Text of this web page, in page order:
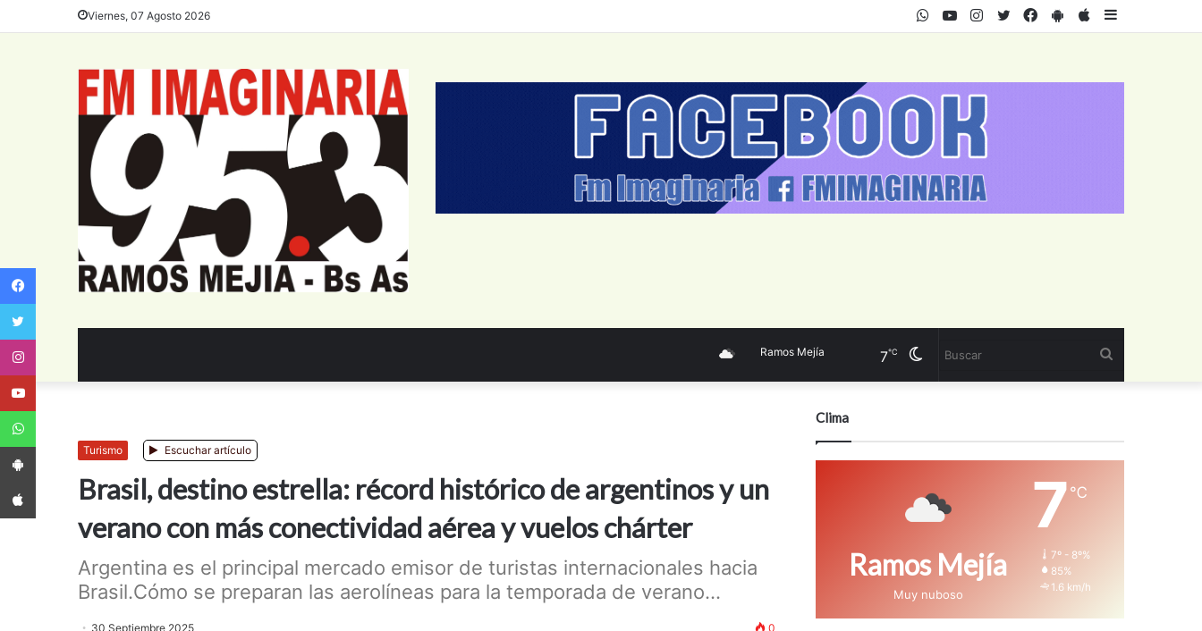
Viernes, 07 Agosto 2026 AppStore
PlayStore
Facebook
Twitter
Instagram
Youtube
WhatsApp
Cambiar
Ramos Mejía 7℃
Turismo Escuchar artículo
Brasil, destino estrella: récord histórico de argentinos y un
verano con más conectividad aérea y vuelos chárter
Argentina es el principal mercado emisor de turistas internacionales hacia
Brasil.Cómo se preparan las aerolíneas para la temporada de verano...
30 Septiembre 2025 0
Clima
Ramos Mejía
Muy nuboso
7 ℃
7º - 8º%
85%
1.6 km/h
Facebook
App Android